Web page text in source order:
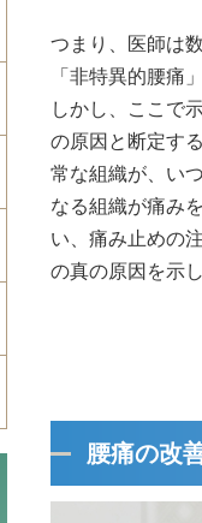
つまり、医師は
「非特異的腰痛
しかし、ここで
の原因と断定す
常な組織が、い
なる組織が痛み
い、痛み止めの
の真の原因を示
腰痛の改